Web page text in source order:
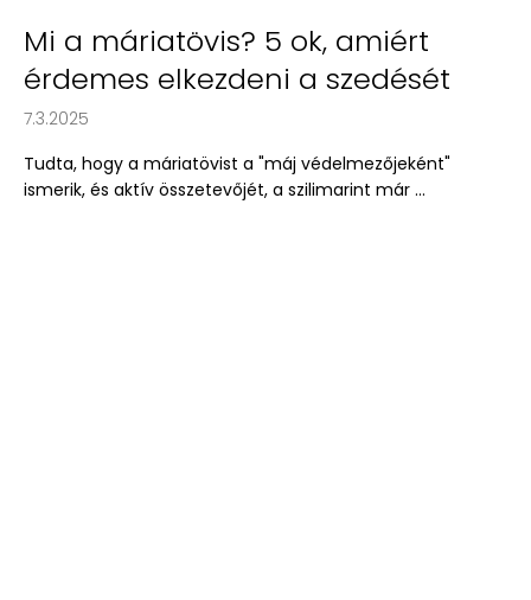
Mi a máriatövis? 5 ok, amiért
érdemes elkezdeni a szedését
7.3.2025
Tudta, hogy a máriatövist a "máj védelmezőjeként"
ismerik, és aktív összetevőjét, a szilimarint már ...